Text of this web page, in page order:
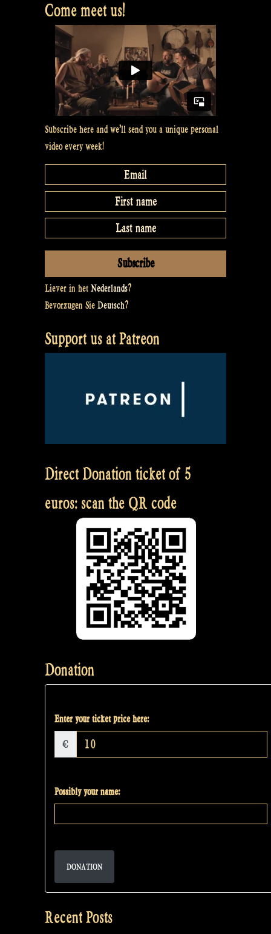
Come meet us!
Subscribe here and we’ll send you a unique personal
video every week!
Liever in het Nederlands?
Bevorzugen Sie Deutsch?
Support us at Patreon
Direct Donation ticket of 5
euros: scan the QR code
Donation
Enter your ticket price here:
€
Possibly your name:
DONATION
Recent Posts